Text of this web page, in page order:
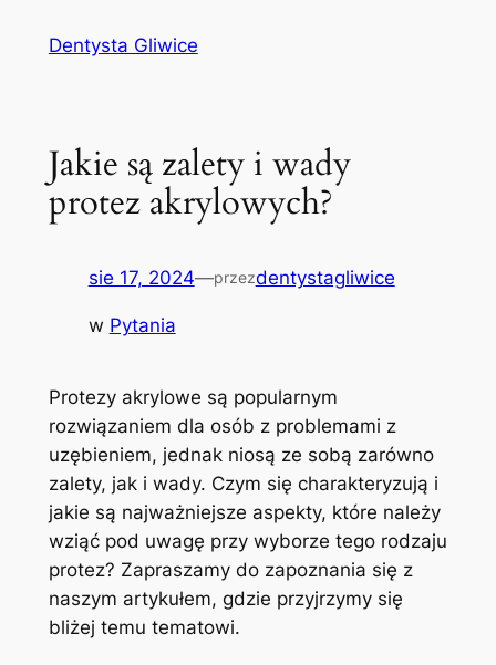
Dentysta Gliwice
Jakie są zalety i wady
protez akrylowych?
sie 17, 2024—przezdentystagliwice
w Pytania
Protezy ‌akrylowe ‍są popularnym
rozwiązaniem ‌dla osób z problemami ⁤z
uzębieniem, jednak niosą ze sobą zarówno
zalety, jak i wady. Czym się charakteryzują i
jakie ‌są ⁢najważniejsze aspekty, które należy
wziąć pod uwagę przy⁤ wyborze ⁤tego rodzaju
protez?‍ Zapraszamy do zapoznania ‌się z
naszym artykułem, gdzie przyjrzymy się ​
bliżej temu ⁢tematowi.